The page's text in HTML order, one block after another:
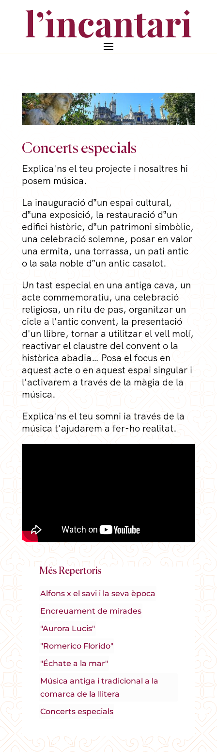
Concerts especials
Explica'ns el teu projecte i nosaltres hi
posem música.
La inauguració d‟un espai cultural,
d‟una exposició, la restauració d‟un
edifici històric, d‟un patrimoni simbòlic,
una celebració solemne, posar en valor
una ermita, una torrassa, un pati antic
o la sala noble d‟un antic casalot.
Un tast especial en una antiga cava, un
acte commemoratiu, una celebració
religiosa, un ritu de pas, organitzar un
cicle a l'antic convent, la presentació
d'un llibre, tornar a utilitzar el vell molí,
reactivar el claustre del convent o la
històrica abadia… Posa el focus en
aquest acte o en aquest espai singular i
l'activarem a través de la màgia de la
música.
Explica'ns el teu somni ia través de la
música t'ajudarem a fer-ho realitat.
Més Repertoris
Alfons x el savi i la seva època
Encreuament de mirades
"Aurora Lucis"
"Romerico Florido"
"Échate a la mar"
Música antiga i tradicional a la
comarca de la llitera
Concerts especials